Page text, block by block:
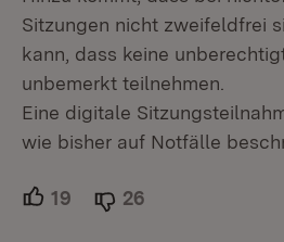
Sitzungen nicht zweifeldfrei
kann, dass keine
unbemerkt teilnehmen.
Eine digitale
wie bisher auf Notfälle
19 Unterstützer.
26